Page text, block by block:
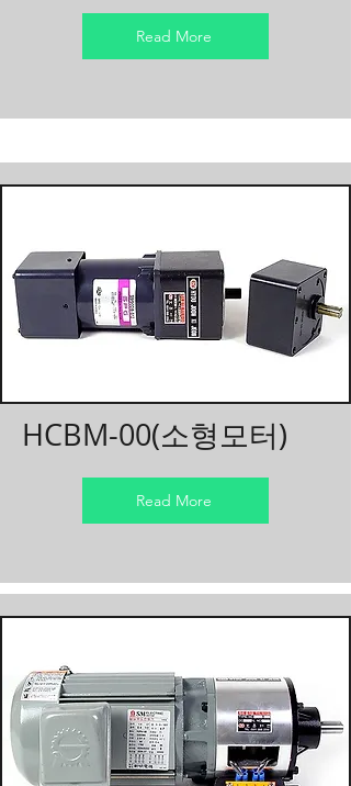
Read More
HCBM-00(소형모터)
Read More